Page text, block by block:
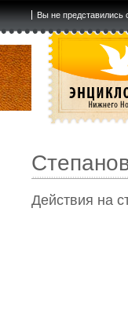
Вы не представились
Действия на